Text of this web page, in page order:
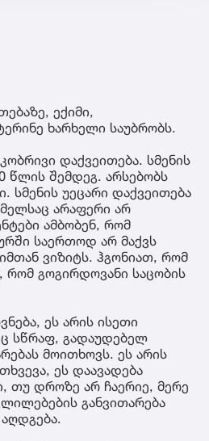
ექიმი,
ხარხელი საუბრობს.
დაქვეითება. სმენის
წლის შემდეგ. არსებობს
სმენის უეცარი დაქვეითება
არაფერი არ
ამბობენ, რომ
საერთოდ არ მაქვს
ვიზიტს. ჰგონიათ, რომ
რომ გოგირდოვანი საცობის
ეს არის ისეთი
სწრაფ, გადაუდებელ
მოითხოვს. ეს არის
ეს დაავადება
თუ დროზე არ ჩაერიე, მერე
განვითარება